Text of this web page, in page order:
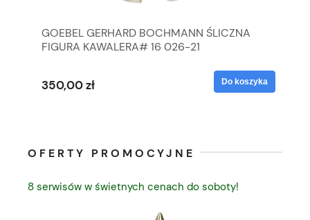
GOEBEL GERHARD BOCHMANN ŚLICZNA
FIGURA KAWALERA# 16 026-21
350,00 zł Do koszyka
OFERTY PROMOCYJNE
8 serwisów w świetnych cenach do soboty!